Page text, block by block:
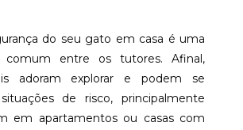
do seu gato em casa é uma
comum entre os tutores. Afinal,
adoram explorar e podem se
de risco, principalmente
em apartamentos ou casas com